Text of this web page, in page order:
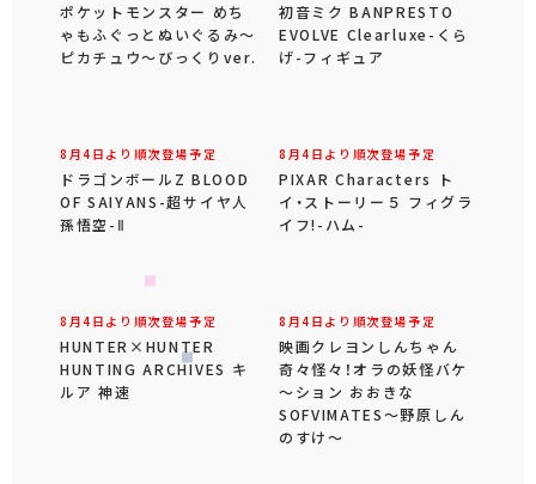
ポケットモンスター めち
ゃもふぐっとぬいぐるみ～
ピカチュウ～びっくりver.
初音ミク BANPRESTO
EVOLVE Clearluxe-くら
げ-フィギュア
8月4日より順次登場予定
ドラゴンボールZ BLOOD
OF SAIYANS-超サイヤ人
孫悟空-Ⅱ
8月4日より順次登場予定
PIXAR Characters ト
イ・ストーリー５ フィグラ
イフ!-ハム-
8月4日より順次登場予定
HUNTER×HUNTER
HUNTING ARCHIVES キ
ルア 神速
8月4日より順次登場予定
映画クレヨンしんちゃん
奇々怪々！オラの妖怪バケ
～ション おおきな
SOFVIMATES～野原しん
のすけ～